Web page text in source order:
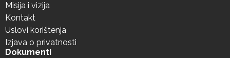
Misija i vizija
Kontakt
Uslovi korištenja
Izjava o privatnosti
Dokumenti